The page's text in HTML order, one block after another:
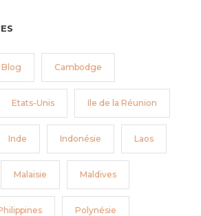
Blog Cambodge
Etats-Unis Ile de la Réunion
Inde Indonésie Laos
Malaisie Maldives
Polynésie